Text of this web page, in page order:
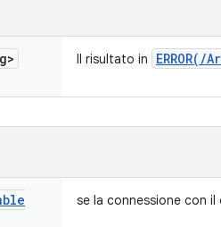
Il risultato in ERROR( /
se la connessione con